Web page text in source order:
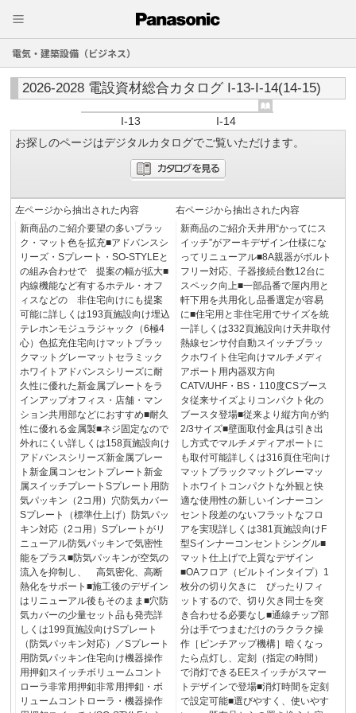
電気・建築設備（ビジネス）
2026-2028 電設資材総合カタログ I-13-I-14(14-15)
I-13
I-14
お探しのページはデジタルカタログでご覧いただけます。
左ページから抽出された内容
新商品のご紹介要望の多いブラッ
ク・マット色を拡充■アドバンスシ
リーズ・Sプレート・SO-STYLEと
の組み合わせで 提案の幅が拡大■
内線機能など有するホテル・オフ
ィスなどの 非住宅向けにも提案
可能に詳しくは193頁施設向け埋込
テレホンモジュラジャック（6極4
心）色拡充住宅向けマットブラッ
クマットグレーマットセラミック
ホワイトアドバンスシリーズに耐
久性に優れた新金属プレートをラ
インアップオフィス・店舗・マン
ション共用部などにおすすめ■耐久
性に優れる金属製■ネジ固定なので
外れにくい詳しくは158頁施設向け
アドバンスシリーズ新金属プレー
ト新金属コンセントプレート新金
属スイッチプレートSプレート用防
気パッキン（2コ用）穴防気カバー
Sプレート（標準仕上げ）防気パッ
キン対応（2コ用）Sプレートがリ
ニューアル防気パッキンで気密性
能をプラス■防気パッキンが空気の
流入を抑制し、 高気密化、高断
熱化をサポート■施工後のデザイン
はリニューアル後もそのまま■穴防
気カバーの少量セット品も発売詳
しくは199頁施設向けSプレート
（防気パッキン対応）／Sプレート
用防気パッキン住宅向け機器操作
用押釦スイッチボリュームコント
ローラ非常用押釦非常用押釦・ボ
リュームコントローラ・機器操作
右ページから抽出された内容
新商品のご紹介天井用“かってにス
イッチ”がアーキデザイン仕様にな
ってリニューアル■8A親器がボルト
フリー対応、子器接続台数12台に
スペック向上■一部品番で屋内用と
軒下用を共用化し品番選定が容易
に■住宅用と非住宅用でサイズを統
一詳しくは332頁施設向け天井取付
熱線センサ付自動スイッチブラッ
クホワイト住宅向けマルチメディ
アポート用内器双方向
CATV/UHF・BS・110度CSブース
タ従来サイズよりコンパクト化の
ブースタ登場■従来より縦方向が約
2/3サイズ■壁面取付金具は引き出
し方式でマルチメディアポートに
も取付可能詳しくは316頁住宅向け
マットブラックマットグレーマッ
トホワイトコンパクトな外観と快
適な使用性の新しいインナーコン
セント段差のないフラットなフロ
アを実現詳しくは381頁施設向けF
型Sインナーコンセントシングル■
マット仕上げで上質なデザイン
■OAフロア（ビルトインタイプ）1
枚分の切り欠きに ぴったりフィ
ットするので、切り欠き同士を突
き合わせる必要なし■通線チップ部
分は手でつまむだけのラクラク操
作［ピンチアップ機構］暗くなっ
たら点灯し、定刻（指定の時間）
で消灯できるEEスイッチがスマー
トデザインで登場■消灯時間を定刻
で設定可能■選びやすく、使いやす